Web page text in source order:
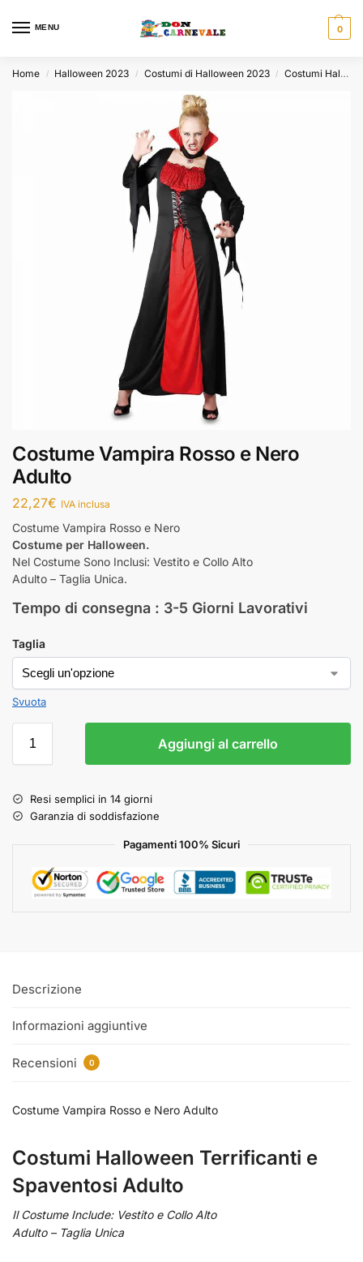
MENU 0
Home / Halloween 2023 / Costumi di Halloween 2023 / Costumi Halloween per Donna
Costume Vampira Rosso e Nero
Adulto
22,27€ IVA inclusa
Costume Vampira Rosso e Nero
Costume per Halloween.
Nel Costume Sono Inclusi: Vestito e Collo Alto
Adulto – Taglia Unica.
Tempo di consegna : 3-5 Giorni Lavorativi
Taglia
Svuota
Aggiungi al carrello
Resi semplici in 14 giorni
Garanzia di soddisfazione
Pagamenti 100% Sicuri
Descrizione
Informazioni aggiuntive
Recensioni 0
Costume Vampira Rosso e Nero Adulto
Costumi Halloween Terrificanti e
Spaventosi Adulto
Il Costume Include: Vestito e Collo Alto
Adulto – Taglia Unica